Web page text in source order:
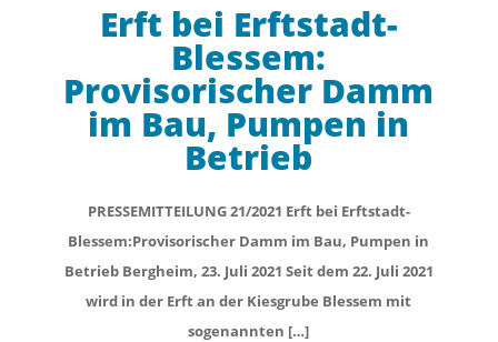
Erft bei Erftstadt-
Blessem:
Provisorischer Damm
im Bau, Pumpen in
Betrieb
PRESSEMITTEILUNG 21/2021 Erft bei Erftstadt-
Blessem:Provisorischer Damm im Bau, Pumpen in
Betrieb Bergheim, 23. Juli 2021 Seit dem 22. Juli 2021
wird in der Erft an der Kiesgrube Blessem mit
sogenannten […]